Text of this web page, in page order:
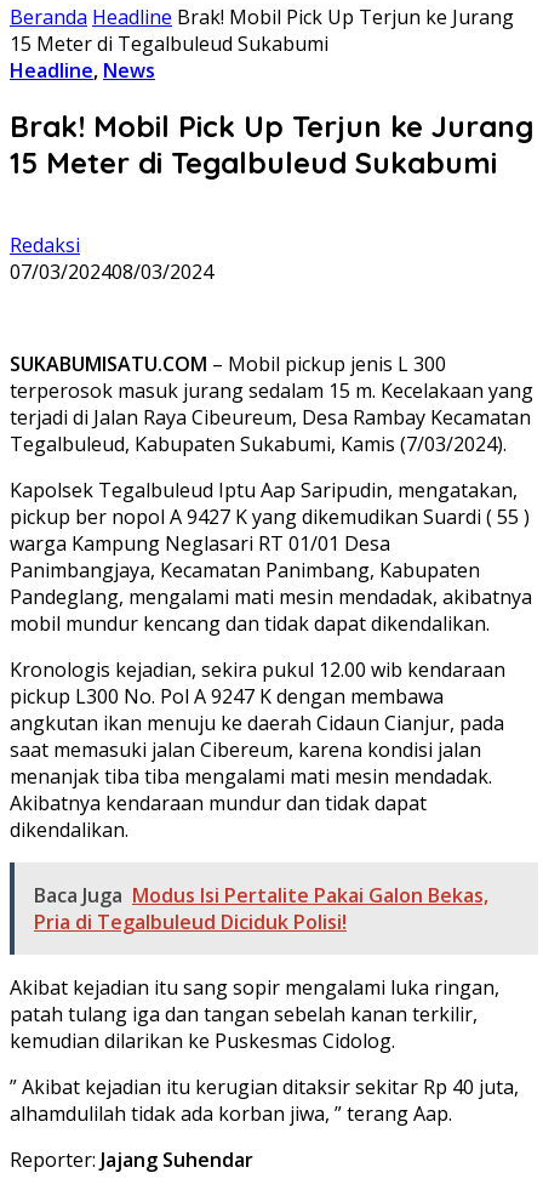
Beranda Headline Brak! Mobil Pick Up Terjun ke Jurang
15 Meter di Tegalbuleud Sukabumi
Headline, News
Brak! Mobil Pick Up Terjun ke Jurang
15 Meter di Tegalbuleud Sukabumi
Redaksi
07/03/202408/03/2024
SUKABUMISATU.COM – Mobil pickup jenis L 300
terperosok masuk jurang sedalam 15 m. Kecelakaan yang
terjadi di Jalan Raya Cibeureum, Desa Rambay Kecamatan
Tegalbuleud, Kabupaten Sukabumi, Kamis (7/03/2024).
Kapolsek Tegalbuleud Iptu Aap Saripudin, mengatakan,
pickup ber nopol A 9427 K yang dikemudikan Suardi ( 55 )
warga Kampung Neglasari RT 01/01 Desa
Panimbangjaya, Kecamatan Panimbang, Kabupaten
Pandeglang, mengalami mati mesin mendadak, akibatnya
mobil mundur kencang dan tidak dapat dikendalikan.
Kronologis kejadian, sekira pukul 12.00 wib kendaraan
pickup L300 No. Pol A 9247 K dengan membawa
angkutan ikan menuju ke daerah Cidaun Cianjur, pada
saat memasuki jalan Cibereum, karena kondisi jalan
menanjak tiba tiba mengalami mati mesin mendadak.
Akibatnya kendaraan mundur dan tidak dapat
dikendalikan.
Baca Juga Modus Isi Pertalite Pakai Galon Bekas,
Pria di Tegalbuleud Diciduk Polisi!
Akibat kejadian itu sang sopir mengalami luka ringan,
patah tulang iga dan tangan sebelah kanan terkilir,
kemudian dilarikan ke Puskesmas Cidolog.
” Akibat kejadian itu kerugian ditaksir sekitar Rp 40 juta,
alhamdulilah tidak ada korban jiwa, ” terang Aap.
Reporter: Jajang Suhendar